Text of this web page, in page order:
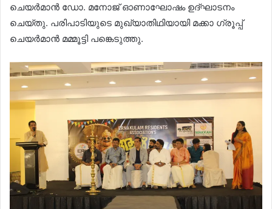
ചെയർമാൻ ഡോ. മനോജ് ഓണാഘോഷം ഉദ്ഘാടനം
ചെയ്തു. പരിപാടിയുടെ മുഖ്യാതിഥിയായി മക്കാ ഗ്രൂപ്പ്
ചെയർമാൻ മമ്മൂട്ടി പങ്കെടുത്തു.